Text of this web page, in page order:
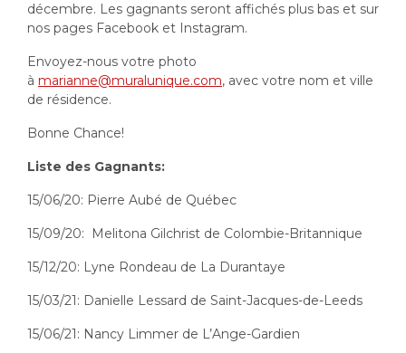
décembre. Les gagnants seront affichés plus bas et sur
nos pages Facebook et Instagram.
Envoyez-nous votre photo
à marianne@muralunique.com, avec votre nom et ville
de résidence.
Bonne Chance!
Liste des Gagnants:
15/06/20: Pierre Aubé de Québec
15/09/20: Melitona Gilchrist de Colombie-Britannique
15/12/20: Lyne Rondeau de La Durantaye
15/03/21: Danielle Lessard de Saint-Jacques-de-Leeds
15/06/21: Nancy Limmer de L’Ange-Gardien